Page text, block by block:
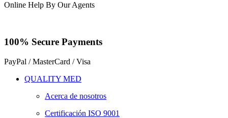
Online Help By Our Agents
100% Secure Payments
PayPal / MasterCard / Visa
QUALITY MED
Acerca de nosotros
Certificación ISO 9001